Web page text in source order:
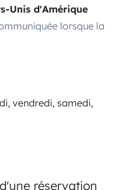
Unis d'Amérique
lorsque la
vendredi, samedi,
réservation